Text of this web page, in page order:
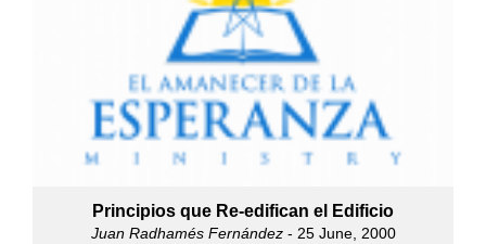
Principios que Re-edifican el Edificio
Juan Radhamés Fernández- 25 June, 2000